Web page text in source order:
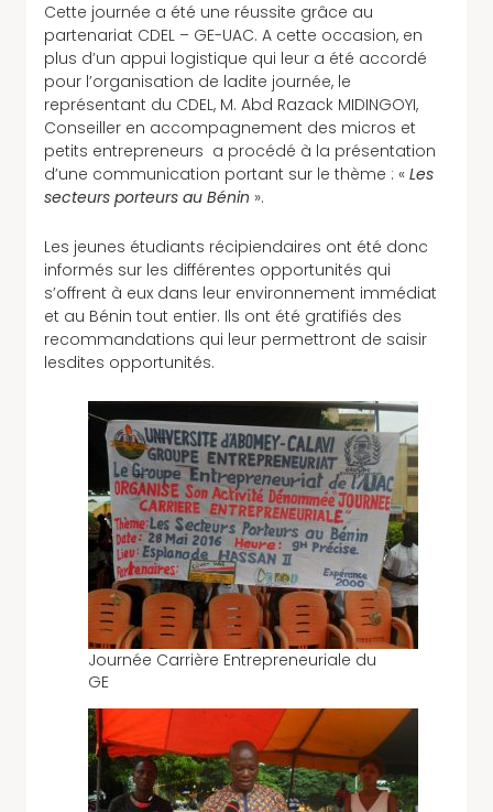
Cette journée a été une réussite grâce au
partenariat CDEL – GE-UAC. A cette occasion, en
plus d’un appui logistique qui leur a été accordé
pour l’organisation de ladite journée, le
représentant du CDEL, M. Abd Razack MIDINGOYI,
Conseiller en accompagnement des micros et
petits entrepreneurs a procédé à la présentation
d’une communication portant sur le thème : « Les
secteurs porteurs au Bénin ».
Les jeunes étudiants récipiendaires ont été donc
informés sur les différentes opportunités qui
s’offrent à eux dans leur environnement immédiat
et au Bénin tout entier. Ils ont été gratifiés des
recommandations qui leur permettront de saisir
lesdites opportunités.
Journée Carrière Entrepreneuriale du
GE